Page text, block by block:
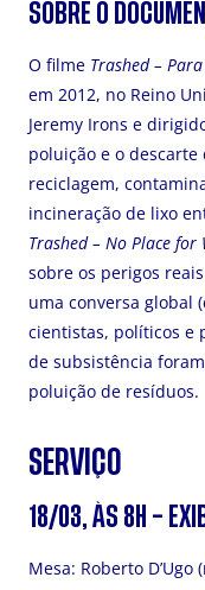
SOBRE O
O filme Trashed –
em 2012, no Reino
Jeremy Irons e
poluição e o
reciclagem,
incineração de lixo
Trashed – No Place for
sobre os perigos
uma conversa global
cientistas, políticos e
de subsistência
poluição de resíduos.
SERVIÇO
18/03, ÀS 8H –
Mesa: Roberto